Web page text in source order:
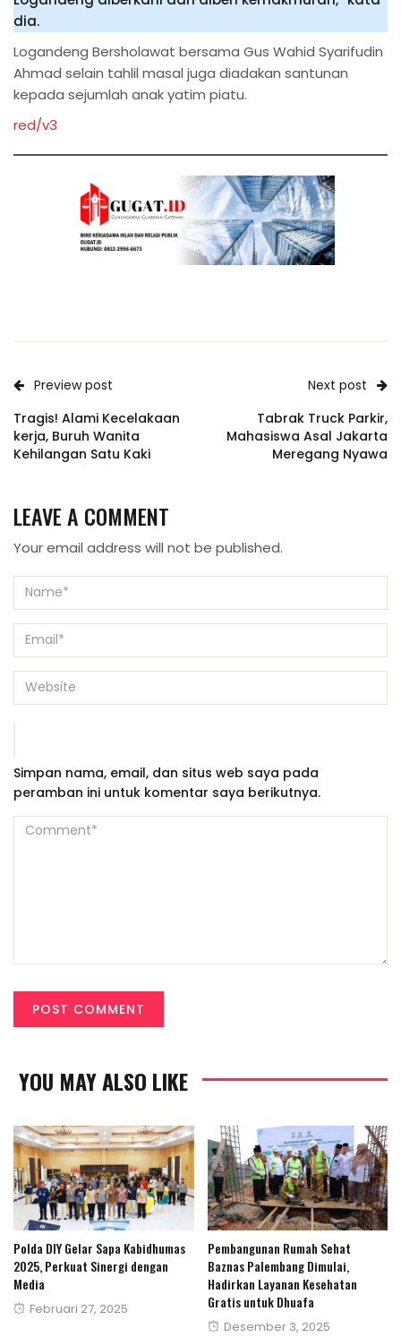
dia.
Logandeng Bersholawat bersama Gus Wahid Syarifudin
Ahmad selain tahlil masal juga diadakan santunan
kepada sejumlah anak yatim piatu.
red/v3
Preview post
Tragis! Alami Kecelakaan
kerja, Buruh Wanita
Kehilangan Satu Kaki
Next post
Tabrak Truck Parkir,
Mahasiswa Asal Jakarta
Meregang Nyawa
LEAVE A COMMENT
Your email address will not be published.
Simpan nama, email, dan situs web saya pada
peramban ini untuk komentar saya berikutnya.
YOU MAY ALSO LIKE
Polda DIY Gelar Sapa Kabidhumas
2025, Perkuat Sinergi dengan
Media
Posted
Februari 27, 2025
Pembangunan Rumah Sehat
Baznas Palembang Dimulai,
Hadirkan Layanan Kesehatan
Gratis untuk Dhuafa
Posted
Desember 3, 2025